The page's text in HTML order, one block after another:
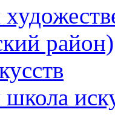
район)
школа